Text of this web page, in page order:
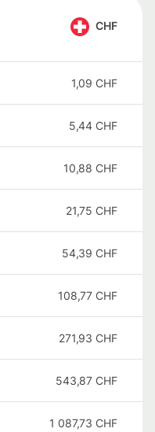
CHF
1,09 CHF
5,44 CHF
10,88 CHF
21,75 CHF
54,39 CHF
108,77 CHF
271,93 CHF
543,87 CHF
1 087,73 CHF